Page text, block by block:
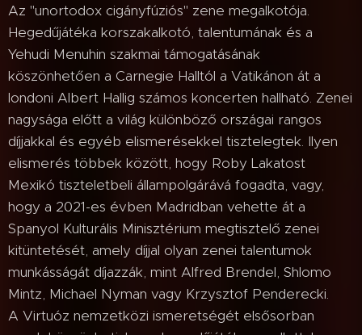
Az "unortodox cigányfúziós" zene megalkotója.
Hegedűjátéka korszakalkotó, talentumának és a
Yehudi Menuhin szakmai támogatásának
köszönhetően a Carnegie Halltól a Vatikánon át a
londoni Albert Hallig számos koncerten hallható. Zenei
nagysága előtt a világ különböző országai rangos
díjjakkal és egyéb elismerésekkel tisztelegtek. Ilyen
elismerés többek között, hogy Roby Lakatost
Mexikó tiszteletbeli állampolgárává fogadta, vagy,
hogy a 2021-es évben Madridban vehette át a
Spanyol Kulturális Minisztérium megtisztelő zenei
kitüntetését, amely díjjal olyan zenei talentumok
munkásságát díjazzák, mint Alfred Brendel, Shlomo
Mintz, Michael Nyman vagy Krzysztof Penderecki.
A Virtuóz nemzetközi ismeretségét elsősorban